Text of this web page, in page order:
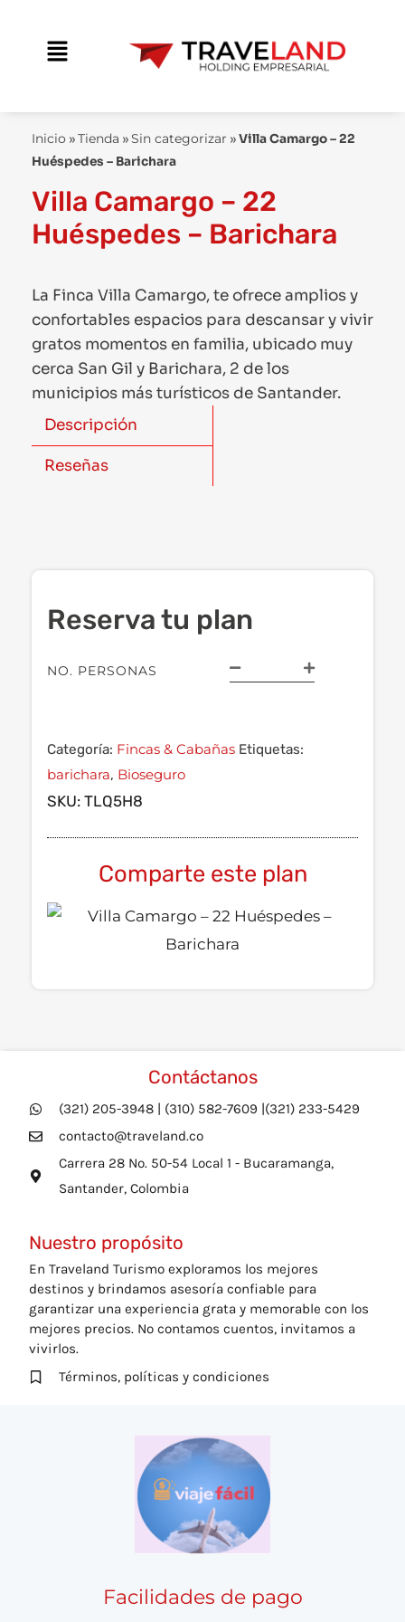
Main
Inicio »Tienda »Sin categorizar »Villa Camargo – 22
Huéspedes – Barichara
Villa Camargo – 22
Huéspedes – Barichara
La Finca Villa Camargo, te ofrece amplios y
confortables espacios para descansar y vivir
gratos momentos en familia, ubicado muy
cerca San Gil y Barichara, 2 de los
municipios más turísticos de Santander.
Descripción
Reseñas
Reserva tu plan
NO. PERSONAS
Categoría: Fincas & Cabañas Etiquetas:
barichara, Bioseguro
SKU: TLQ5H8
Comparte este plan
Contáctanos
(321) 205-3948 | (310) 582-7609 |(321) 233-5429
contacto@traveland.co
Carrera 28 No. 50-54 Local 1 - Bucaramanga,
Santander, Colombia
Nuestro propósito
En Traveland Turismo exploramos los mejores
destinos y brindamos asesoría confiable para
garantizar una experiencia grata y memorable con los
mejores precios. No contamos cuentos, invitamos a
vivirlos.
Términos, políticas y condiciones
Facilidades de pago